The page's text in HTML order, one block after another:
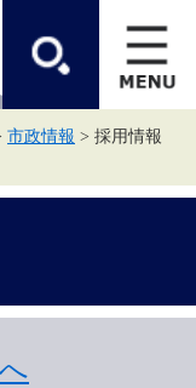
市政情報 > 採用情報